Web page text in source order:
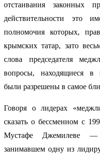
отстаивания законных
действительности это
полномочия которых,
крымских татар, зато
слова председателя
вопросы, находящиеся в
были разрешены в самое
Говоря о лидерах
сказать о бессменном с
Мустафе Джемилеве —
занимавшем одну из